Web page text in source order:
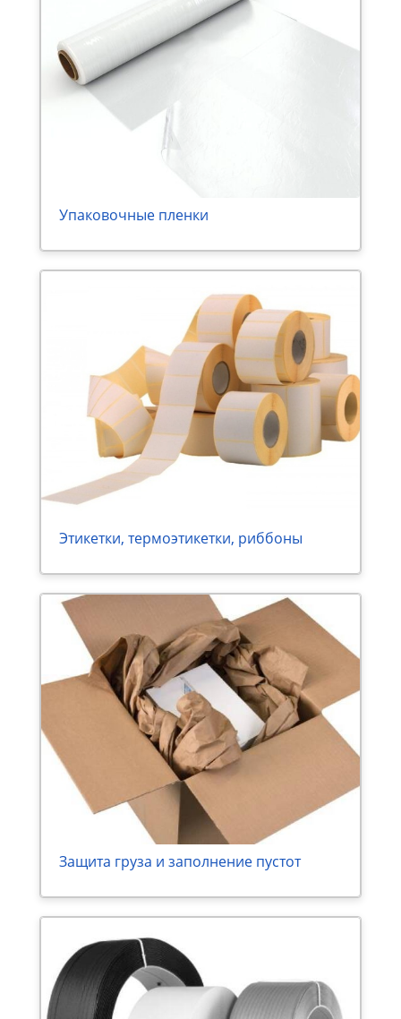
Упаковочные пленки
Этикетки, термоэтикетки, риббоны
Защита груза и заполнение пустот